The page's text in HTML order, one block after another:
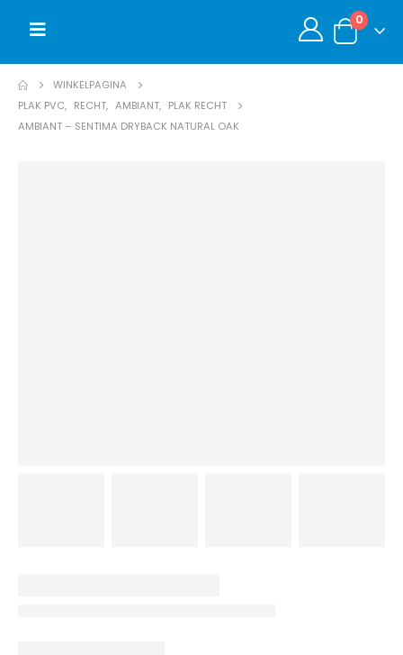
0
WINKELPAGINA
PLAK PVC, RECHT, AMBIANT, PLAK RECHT
AMBIANT – SENTIMA DRYBACK NATURAL OAK